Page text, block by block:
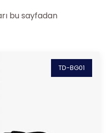
bu sayfadan
TD-BG01